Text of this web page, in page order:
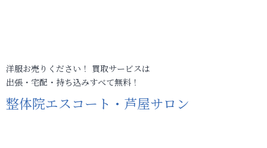
洋服お売りください！ 買取サービスは
出張・宅配・持ち込みすべて無料！
整体院エスコート・芦屋サロン